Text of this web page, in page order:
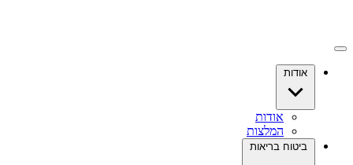
אודות
אודות
המלצות
ביטוח בריאות